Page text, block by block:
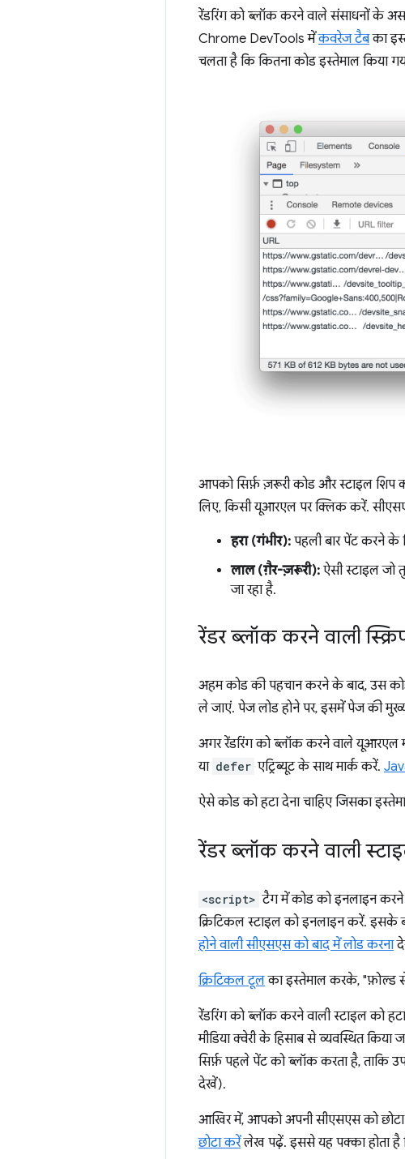
रेंडरिंग को ब्लॉक करने वाले संसाधनों के
Chrome DevTools मेंकवरेज टैबका
चलता है कि कितना कोड इस्तेमाल किया
आपको सिर्फ़ ज़रूरी कोड और स्टाइल
लिए, किसी यूआरएल पर क्लिक करें.
हरा (गंभीर): पहली बार पेंट करने
लाल (ग़ैर-ज़रूरी): ऐसी स्टाइल जो
जा रहा है.
रेंडर ब्लॉक करने वाली
अहम कोड की पहचान करने के बाद, उस
ले जाएं. पेज लोड होने पर, इसमें पेज की
अगर रेंडरिंग को ब्लॉक करने वाले यूआरएल
या defer एट्रिब्यूट के साथ मार्क करें.
ऐसे कोड को हटा देना चाहिए जिसका
रेंडर ब्लॉक करने वाली
<script> टैग में कोड को इनलाइन
क्रिटिकल स्टाइल को इनलाइन करें. इसके
होने वाली सीएसएस को बाद में लोड करना
क्रिटिकल टूलका इस्तेमाल करके, "फ़ोल्ड
रेंडरिंग को ब्लॉक करने वाली स्टाइल को
मीडिया क्वेरी के हिसाब से व्यवस्थित
सिर्फ़ पहले पेंट को ब्लॉक करता है, ताकि
देखें).
आखिर में, आपको अपनी सीएसएस को छोटा
छोटा करेंलेख पढ़ें. इससे यह पक्का होता है